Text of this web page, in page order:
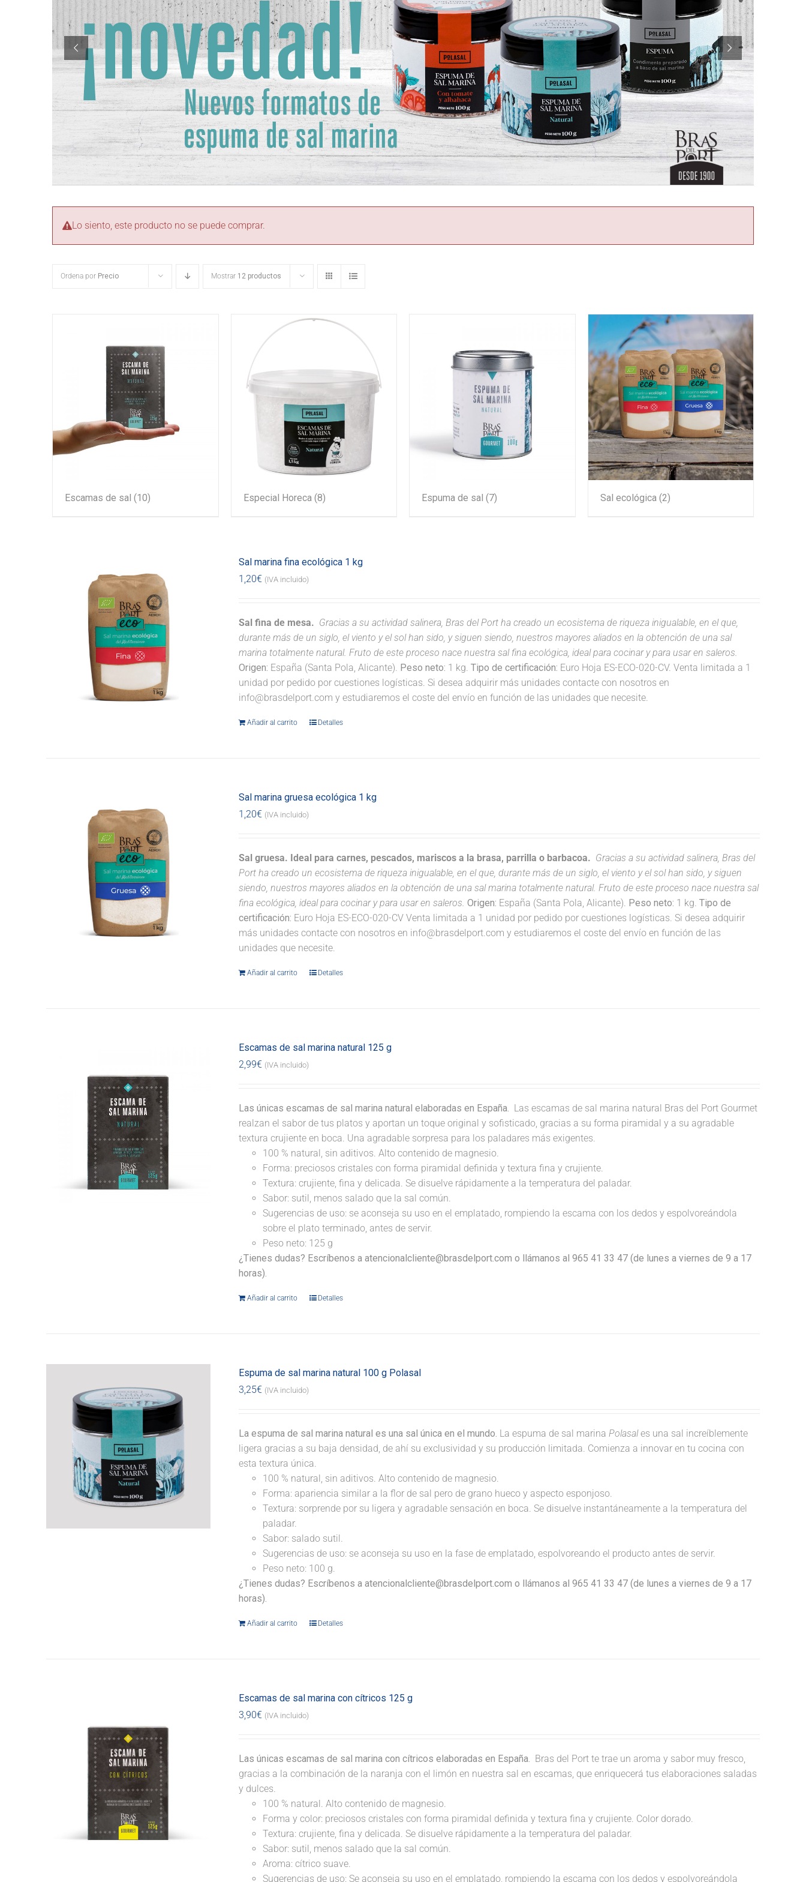
Lo siento, este producto no se puede comprar.
Ordena por Precio Mostrar 12 productos
Escamas de sal (10) Especial Horeca (8) Espuma de sal (7) Sal ecológica (2)
Sal marina fina ecológica 1 kg
1,20€ (IVA incluido)
Sal fina de mesa. Gracias a su actividad salinera, Bras del Port ha creado un ecosistema de riqueza inigualable, en el que,
durante más de un siglo, el viento y el sol han sido, y siguen siendo, nuestros mayores aliados en la obtención de una sal
marina totalmente natural. Fruto de este proceso nace nuestra sal fina ecológica, ideal para cocinar y para usar en saleros.
Origen: España (Santa Pola, Alicante). Peso neto: 1 kg.Tipo de certificación: Euro Hoja ES-ECO-020-CV. Venta limitada a 1
unidad por pedido por cuestiones logísticas. Si desea adquirir más unidades contacte con nosotros en
info@brasdelport.com y estudiaremos el coste del envío en función de las unidades que necesite.
Añadir al carrito Detalles
Sal marina gruesa ecológica 1 kg
1,20€ (IVA incluido)
Sal gruesa. Ideal para carnes, pescados, mariscos a la brasa, parrilla o barbacoa. Gracias a su actividad salinera, Bras del
Port ha creado un ecosistema de riqueza inigualable, en el que, durante más de un siglo, el viento y el sol han sido, y siguen
siendo, nuestros mayores aliados en la obtención de una sal marina totalmente natural. Fruto de este proceso nace nuestra sal
fina ecológica, ideal para cocinar y para usar en saleros. Origen: España (Santa Pola, Alicante). Peso neto: 1 kg.Tipo de
certificación: Euro Hoja ES-ECO-020-CV Venta limitada a 1 unidad por pedido por cuestiones logísticas. Si desea adquirir
más unidades contacte con nosotros en info@brasdelport.com y estudiaremos el coste del envío en función de las
unidades que necesite.
Añadir al carrito Detalles
Escamas de sal marina natural 125 g
2,99€ (IVA incluido)
Las únicas escamas de sal marina natural elaboradas en España. Las escamas de sal marina natural Bras del Port Gourmet
realzan el sabor de tus platos y aportan un toque original y sofisticado, gracias a su forma piramidal y a su agradable
textura crujiente en boca. Una agradable sorpresa para los paladares más exigentes.
100 % natural, sin aditivos. Alto contenido de magnesio.
Forma: preciosos cristales con forma piramidal definida y textura fina y crujiente.
Textura: crujiente, fina y delicada. Se disuelve rápidamente a la temperatura del paladar.
Sabor: sutil, menos salado que la sal común.
Sugerencias de uso: se aconseja su uso en el emplatado, rompiendo la escama con los dedos y espolvoreándola
sobre el plato terminado, antes de servir.
Peso neto: 125 g
¿Tienes dudas? Escríbenos a atencionalcliente@brasdelport.com o llámanos al 965 41 33 47 (de lunes a viernes de 9 a 17
horas).
Añadir al carrito Detalles
Espuma de sal marina natural 100 g Polasal
3,25€ (IVA incluido)
La espuma de sal marina natural es una sal única en el mundo. La espuma de sal marinaPolasales una sal increíblemente
ligera gracias a su baja densidad, de ahí su exclusividad y su producción limitada. Comienza a innovar en tu cocina con
esta textura única.
100 % natural, sin aditivos. Alto contenido de magnesio.
Forma: apariencia similar a la flor de sal pero de grano hueco y aspecto esponjoso.
Textura: sorprende por su ligera y agradable sensación en boca. Se disuelve instantáneamente a la temperatura del
paladar.
Sabor: salado sutil.
Sugerencias de uso: se aconseja su uso en la fase de emplatado, espolvoreando el producto antes de servir.
Peso neto: 100 g.
¿Tienes dudas? Escríbenos a atencionalcliente@brasdelport.com o llámanos al 965 41 33 47 (de lunes a viernes de 9 a 17
horas).
Añadir al carrito Detalles
Escamas de sal marina con cítricos 125 g
3,90€ (IVA incluido)
Las únicas escamas de sal marina con cítricos elaboradas en España. Bras del Port te trae un aroma y sabor muy fresco,
gracias a la combinación de la naranja con el limón en nuestra sal en escamas, que enriquecerá tus elaboraciones saladas
y dulces.
100 % natural. Alto contenido de magnesio.
Forma y color: preciosos cristales con forma piramidal definida y textura fina y crujiente. Color dorado.
Textura: crujiente, fina y delicada. Se disuelve rápidamente a la temperatura del paladar.
Sabor: sutil, menos salado que la sal común.
Aroma: cítrico suave.
Sugerencias de uso: Se aconseja su uso en el emplatado, rompiendo la escama con los dedos y espolvoreándola